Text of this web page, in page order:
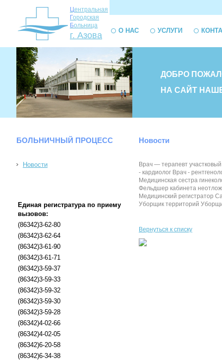
Центральная
Городская
Больница
г. Азова О НАС УСЛУГИ
ДОБРО
НА САЙТ
БОЛЬНИЧНЫЙ ПРОЦЕСС
Новости
Единая регистратура по приему
вызовов:
(86342)3-62-80
(86342)3-62-64
(86342)3-61-90
(86342)3-61-71
(86342)3-59-37
(86342)3-59-33
(86342)3-59-32
(86342)3-59-30
(86342)3-59-28
(86342)4-02-66
(86342)4-02-05
(86342)6-20-58
(86342)6-34-38
Новости
Врач — терапевт
- кардиолог Врач -
Медицинская сестра
Фельдшер кабинета
Медицинский регистратор
Уборщик территорий
Вернуться к списку